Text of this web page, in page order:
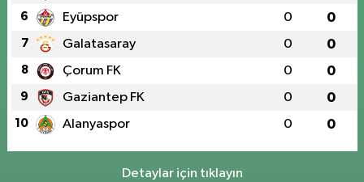
6 Eyüpspor 0 0
7 Galatasaray 0 0
8 Çorum FK 0 0
9 Gaziantep FK 0 0
10 Alanyaspor 0 0
Detaylar için tıklayın